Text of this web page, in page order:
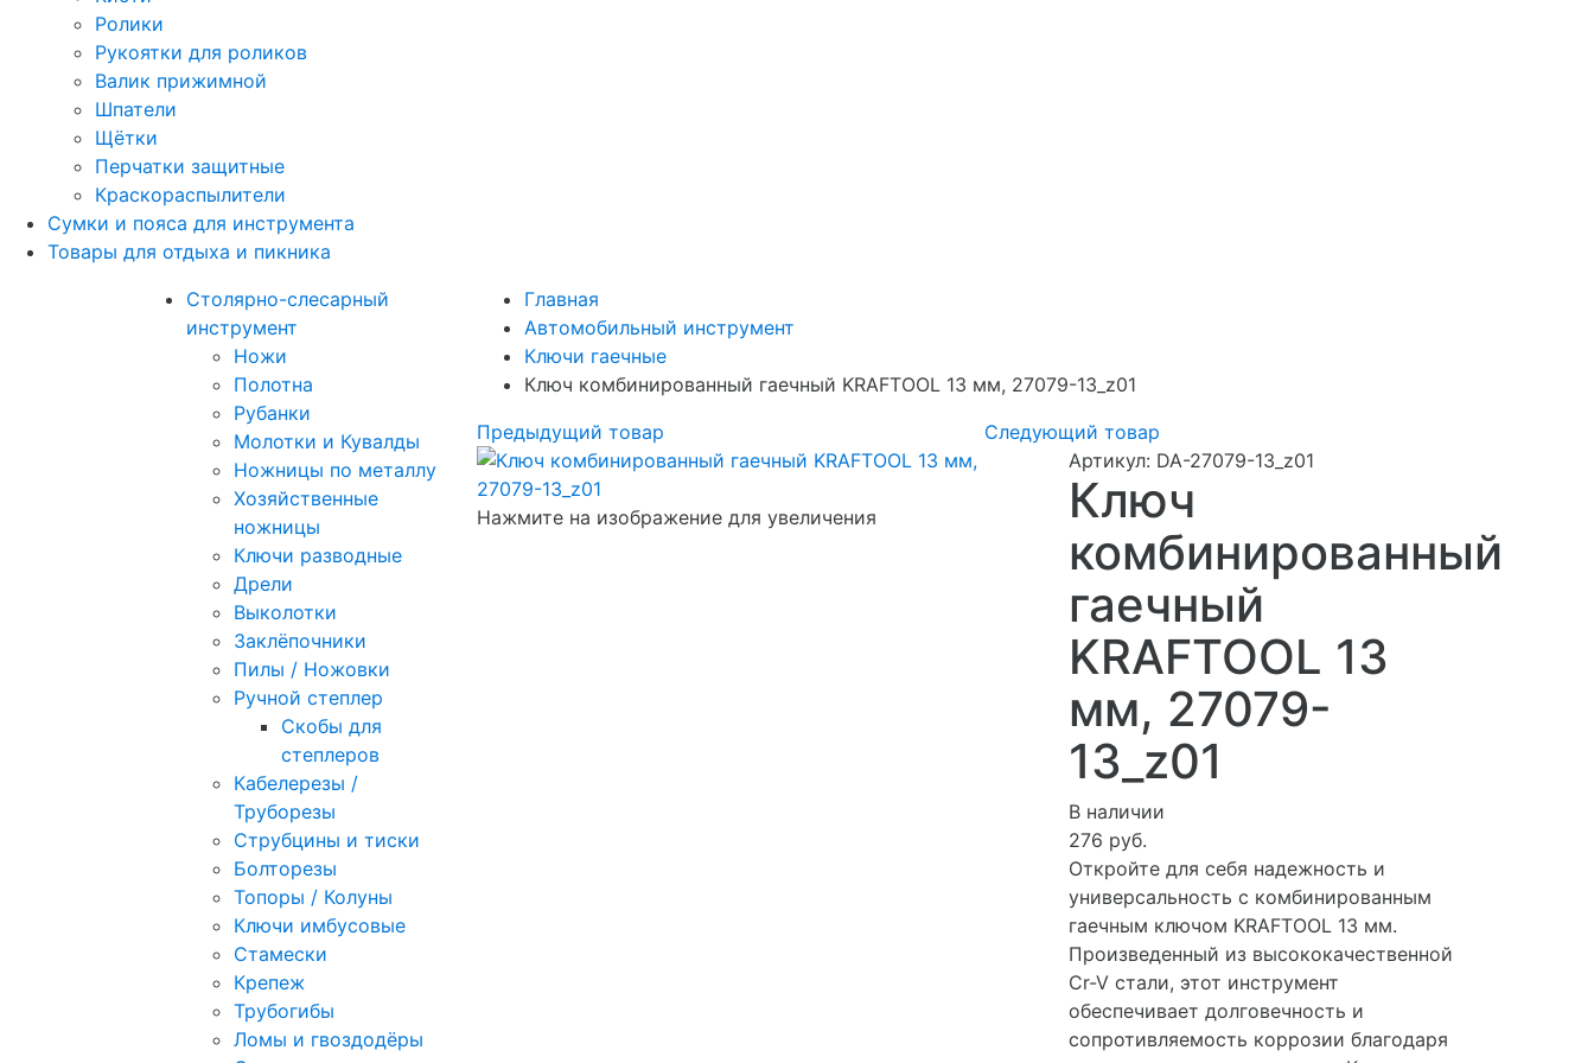
Ролики
Рукоятки для роликов
Валик прижимной
Шпатели
Щётки
Перчатки защитные
Краскораспылители
Сумки и пояса для инструмента
Товары для отдыха и пикника
Столярно-слесарный
инструмент
Ножи
Полотна
Рубанки
Молотки и Кувалды
Ножницы по металлу
Хозяйственные
ножницы
Ключи разводные
Дрели
Выколотки
Заклёпочники
Пилы / Ножовки
Ручной степлер
Скобы для
степлеров
Кабелерезы /
Труборезы
Струбцины и тиски
Болторезы
Топоры / Колуны
Ключи имбусовые
Стамески
Крепеж
Трубогибы
Ломы и гвоздодёры
Главная
Автомобильный инструмент
Ключи гаечные
Ключ комбинированный гаечный KRAFTOOL 13 мм, 27079-13_z01
Предыдущий товар
Следующий товар
Нажмите на изображение для увеличения
Артикул: DA-27079-13_z01
Ключ
комбинированный
гаечный
KRAFTOOL 13
мм, 27079-
13_z01
В наличии
276 руб.
Откройте для себя надежность и
универсальность с комбинированным
гаечным ключом KRAFTOOL 13 мм.
Произведенный из высококачественной
Cr-V стали, этот инструмент
обеспечивает долговечность и
сопротивляемость коррозии благодаря